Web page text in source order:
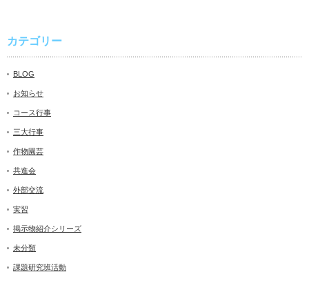
カテゴリー
BLOG
お知らせ
コース行事
三大行事
作物園芸
共進会
外部交流
実習
掲示物紹介シリーズ
未分類
課題研究班活動